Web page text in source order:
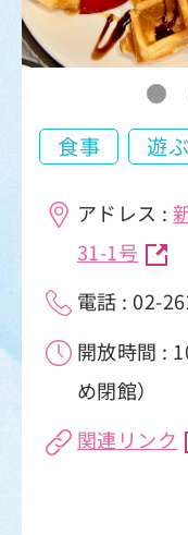
食事 遊ぶ
アドレス :
31-1号
電話 : 02-
開放時間 :
め閉館）
関連リンク